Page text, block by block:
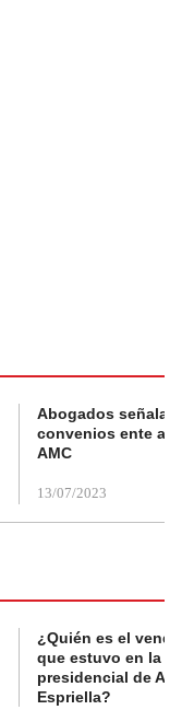
Abogados
convenios ente
AMC
13/07/2023
¿Quién es el
que estuvo en la
presidencial de
Espriella?